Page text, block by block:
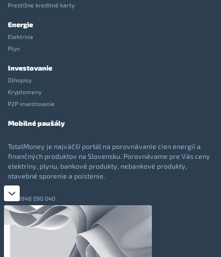
Prestížne kreditné karty
Energie
Elektrina
Plyn
Investovanie
Dlhopisy
Kryptomeny
P2P investovanie
Mobilné paušály
TotalMoney je najväčší portál na porovnávanie cien energií a
finančných produktov na Slovensku. Porovnávame pre Vás ceny
elektriny, plynu, bankové produkty, nebankové produkty,
stavebné sporenie a poistenie.
0948 090 040
+421 948 090 051
info@totalmoney.sk
Levočská 866, Poprad, 058 01